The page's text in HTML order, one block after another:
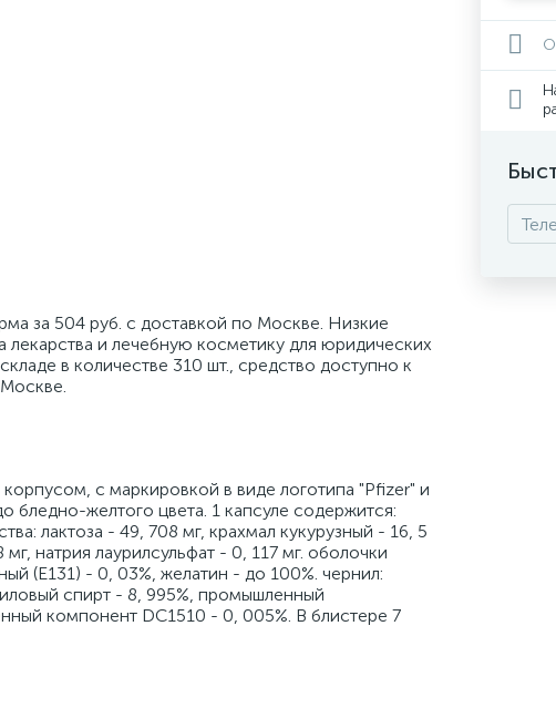
за 504 руб. с доставкой по Москве. Низкие
и лечебную косметику для юридических
в количестве 310 шт., средство доступно к
с маркировкой в виде логотипа "Pfizer" и
желтого цвета. 1 капсуле содержится:
лактоза - 49, 708 мг, крахмал кукурузный - 16, 5
натрия лаурилсульфат - 0, 117 мг. оболочки
(Е131) - 0, 03%, желатин - до 100%. чернил:
спирт - 8, 995%, промышленный
компонент DC1510 - 0, 005%. В блистере 7